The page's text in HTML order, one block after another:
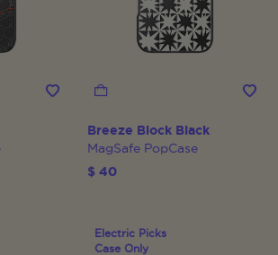
Breeze Block Black
MagSafe PopCase
$ 40
Electric Picks
Case Only